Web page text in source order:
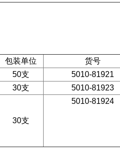
包装单位 货号
50支
5010-81921
30支 5010-81923
30支
5010-81924